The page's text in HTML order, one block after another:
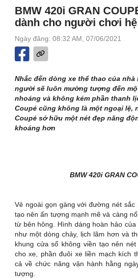
BMW 420i GRAN
dành cho người chơi
Ngày đăng: 08:32 AM, 07/06/2021
Nhắc đến dòng xe thể thao của nhà
người sẽ luôn mường tượng đến
nhoáng và không kém phần thanh
Coupé cũng không là một ngoại lệ,
Coupé sở hữu một nét đẹp năng
khoáng hơn
BMW 420i GRAN
Vẻ ngoài gọn gàng với đường nét sắc
tạo nên ấn tượng mạnh mẽ và càng
từ bên hông. Hình dáng hoàn hảo
như một dòng chảy, lịch lãm hơn và
khung cửa sổ không viền tạo nên
cho xe, phần đuôi xe liền mạch kích
cả về chức năng vận hành hằng
tượng.